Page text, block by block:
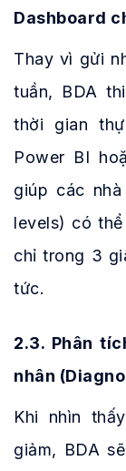
Dashboard
Thay vì gửi
tuần, BDA
thời gian
Power BI
giúp các
levels) có
chỉ trong 3
tức.
2.3. Phân
nhân
Khi nhìn
giảm, BDA